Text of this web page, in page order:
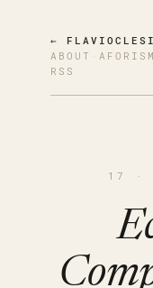
←
ABOUT ·
RSS
17 ·